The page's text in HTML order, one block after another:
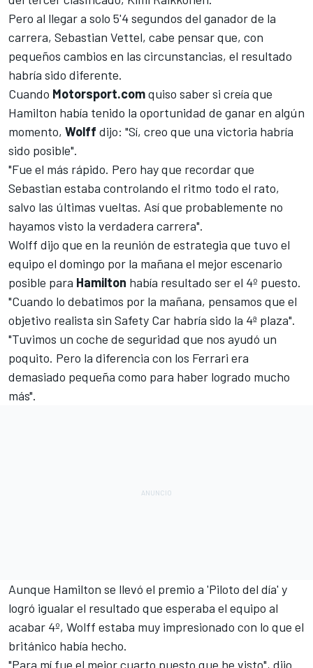
Pero al llegar a solo 5'4 segundos del ganador de la
carrera, Sebastian Vettel, cabe pensar que, con
pequeños cambios en las circunstancias, el resultado
habría sido diferente.
Cuando Motorsport.comquiso saber si creía que
Hamilton había tenido la oportunidad de ganar en algún
momento, Wolff dijo: "Sí, creo que una victoria habría
sido posible".
"Fue el más rápido. Pero hay que recordar que
Sebastian estaba controlando el ritmo todo el rato,
salvo las últimas vueltas. Así que probablemente no
hayamos visto la verdadera carrera".
Wolff dijo que en la reunión de estrategia que tuvo el
equipo el domingo por la mañana el mejor escenario
posible para Hamilton había resultado ser el 4º puesto.
"Cuando lo debatimos por la mañana, pensamos que el
objetivo realista sin Safety Car habría sido la 4ª plaza".
"Tuvimos un coche de seguridad que nos ayudó un
poquito. Pero la diferencia con los Ferrari era
demasiado pequeña como para haber logrado mucho
más".
Aunque Hamilton se llevó el premio a 'Piloto del día' y
logró igualar el resultado que esperaba el equipo al
acabar 4º, Wolff estaba muy impresionado con lo que el
británico había hecho.
"Para mí fue el mejor cuarto puesto que he visto", dijo.